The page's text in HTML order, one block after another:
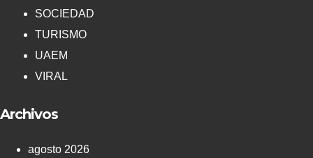
SOCIEDAD
TURISMO
UAEM
VIRAL
Archivos
agosto 2026